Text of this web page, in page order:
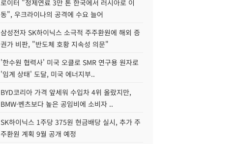
로이터 "정제연료 3만 톤 한국에서 러시아로 이
동", 우크라이나의 공격에 수요 늘어
삼성전자 SK하이닉스 소극적 주주환원에 해외 증
권가 비판, "반도체 호황 지속성 의문"
'한수원 협력사' 미국 오클로 SMR 연구용 원자로
'임계 상태' 도달, 미국 에너지부..
BYD코리아 가격 앞세워 수입차 4위 올랐지만,
BMW·벤츠보다 높은 공임비에 소비자 ..
SK하이닉스 1주당 375원 현금배당 실시, 추가 주
주환원 계획 9월 공개 예정